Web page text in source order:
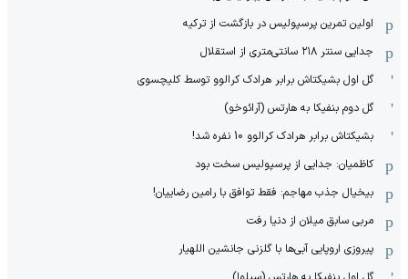
اولین تمرین پرسپولیس در بازگشت از ترکیه
جدایی سنتر ۲۱۸ سانتی‌متری از استقلال
گل اول بشیکتاش برابر هرادک کرالوو توسط کلیچسوی
گل دوم بنفیکا به هارتس (آرائوخو)
بشیکتاش برابر هرادک کرالوو 10 نفره شد!
کاظمیان: جدایی از پرسپولیس سخت بود
بیخیال جذب مهاجم: فقط توافق با رامین رضاییان!
مربی سابق میلان از دنیا رفت
پیروزی اروپایی آبی‌ها با گلزنی جانشین اللهیار